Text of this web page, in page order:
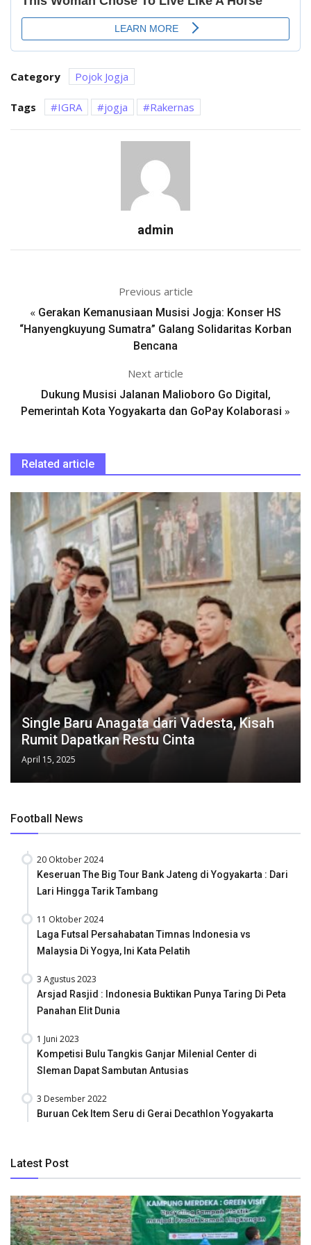
Category Pojok Jogja
Tags IGRA jogja Rakernas
admin
Previous article
« Gerakan Kemanusiaan Musisi Jogja: Konser HS
“Hanyengkuyung Sumatra” Galang Solidaritas Korban
Bencana
Next article
Dukung Musisi Jalanan Malioboro Go Digital,
Pemerintah Kota Yogyakarta dan GoPay Kolaborasi »
Related article
Single Baru Anagata dari Vadesta, Kisah
Rumit Dapatkan Restu Cinta
April 15, 2025
Football News
20 Oktober 2024
Keseruan The Big Tour Bank Jateng di Yogyakarta : Dari
Lari Hingga Tarik Tambang
11 Oktober 2024
Laga Futsal Persahabatan Timnas Indonesia vs
Malaysia Di Yogya, Ini Kata Pelatih
3 Agustus 2023
Arsjad Rasjid : Indonesia Buktikan Punya Taring Di Peta
Panahan Elit Dunia
1 Juni 2023
Kompetisi Bulu Tangkis Ganjar Milenial Center di
Sleman Dapat Sambutan Antusias
3 Desember 2022
Buruan Cek Item Seru di Gerai Decathlon Yogyakarta
Latest Post